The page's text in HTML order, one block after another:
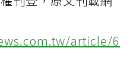
article/6